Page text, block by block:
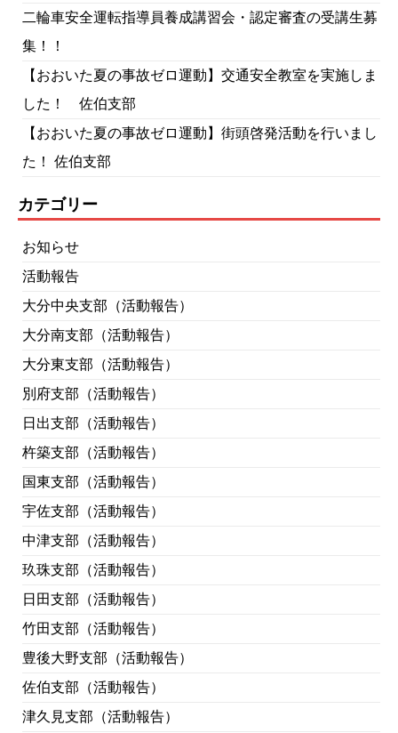
二輪車安全運転指導員養成講習会・認定審査の受講生募
集！！
【おおいた夏の事故ゼロ運動】交通安全教室を実施しま
した！ 佐伯支部
【おおいた夏の事故ゼロ運動】街頭啓発活動を行いまし
た！ 佐伯支部
カテゴリー
お知らせ
活動報告
大分中央支部（活動報告）
大分南支部（活動報告）
大分東支部（活動報告）
別府支部（活動報告）
日出支部（活動報告）
杵築支部（活動報告）
国東支部（活動報告）
宇佐支部（活動報告）
中津支部（活動報告）
玖珠支部（活動報告）
日田支部（活動報告）
竹田支部（活動報告）
豊後大野支部（活動報告）
佐伯支部（活動報告）
津久見支部（活動報告）